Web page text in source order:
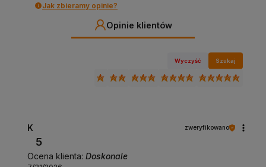
Jak zbieramy opinie?
Opinie klientów
Wyczyść Szukaj
K zweryfikowano
5
Ocena klienta: Doskonale